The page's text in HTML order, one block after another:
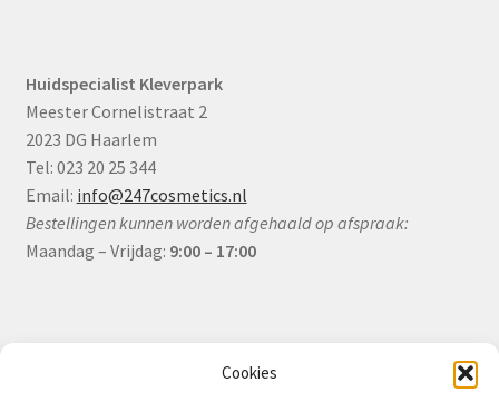
Cookies
Huidspecialist Kleverpark
Meester Cornelistraat 2
2023 DG Haarlem
Tel: 023 20 25 344
Email: info@247cosmetics.nl
Bestellingen kunnen worden afgehaald op afspraak:
Maandag – Vrijdag: 9:00 – 17:00